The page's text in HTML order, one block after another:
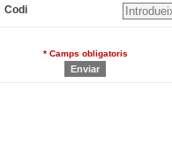
Codi
* Camps obligatoris